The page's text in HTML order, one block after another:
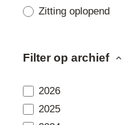
Zitting oplopend
Filter op archief
2026
2025